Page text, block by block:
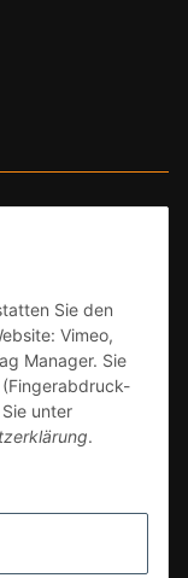
Sie den
Vimeo,
Manager. Sie
unter
.
0% MwSt. (gem. §